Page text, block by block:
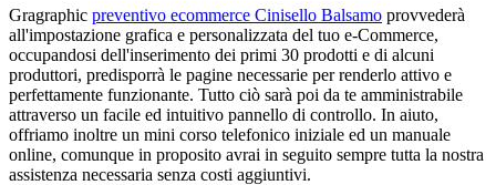
Gragraphic preventivo ecommerce Cinisello Balsamo provvederà
all'impostazione grafica e personalizzata del tuo e-Commerce,
occupandosi dell'inserimento dei primi 30 prodotti e di alcuni
produttori, predisporrà le pagine necessarie per renderlo attivo e
perfettamente funzionante. Tutto ciò sarà poi da te amministrabile
attraverso un facile ed intuitivo pannello di controllo. In aiuto,
offriamo inoltre un mini corso telefonico iniziale ed un manuale
online, comunque in proposito avrai in seguito sempre tutta la nostra
assistenza necessaria senza costi aggiuntivi.